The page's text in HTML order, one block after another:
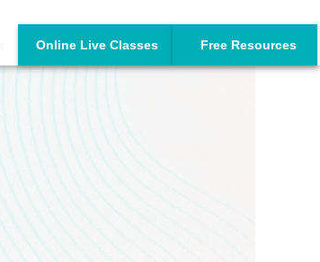
Online Live Classes Free Resources